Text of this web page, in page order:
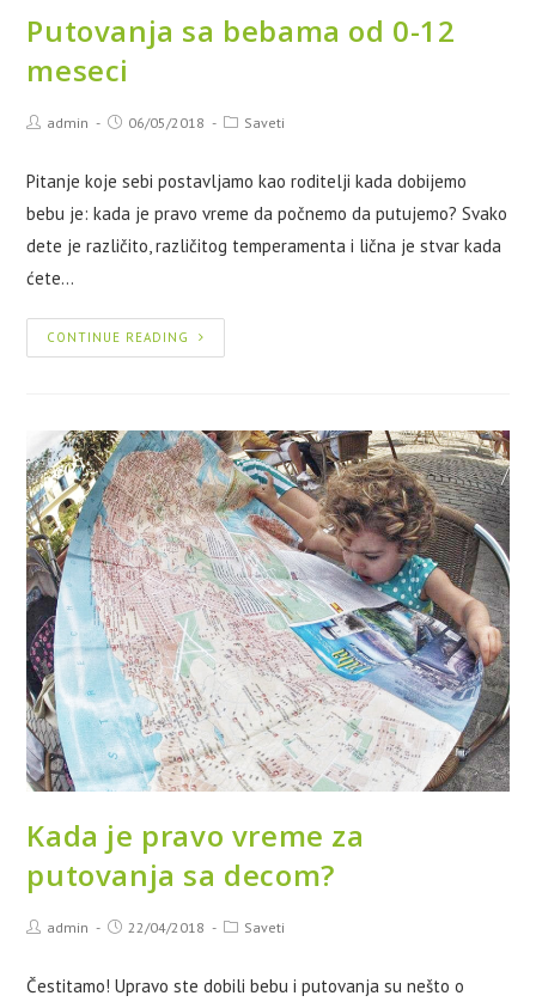
Putovanja sa bebama od 0-12
meseci
admin 06/05/2018 Saveti
Pitanje koje sebi postavljamo kao roditelji kada dobijemo
bebu je: kada je pravo vreme da počnemo da putujemo? Svako
dete je različito, različitog temperamenta i lična je stvar kada
ćete…
CONTINUE READING
Kada je pravo vreme za
putovanja sa decom?
admin 22/04/2018 Saveti
Čestitamo! Upravo ste dobili bebu i putovanja su nešto o